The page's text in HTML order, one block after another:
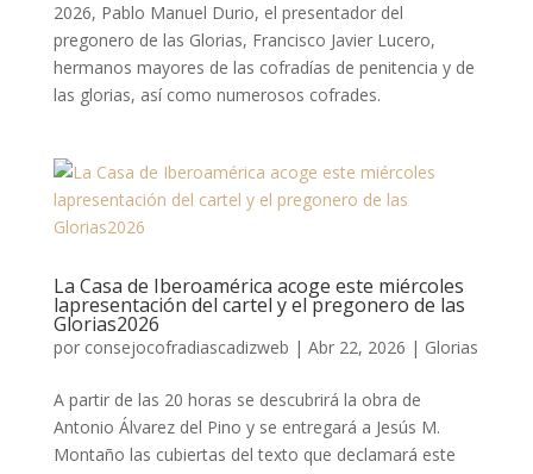
2026, Pablo Manuel Durio, el presentador del
pregonero de las Glorias, Francisco Javier Lucero,
hermanos mayores de las cofradías de penitencia y de
las glorias, así como numerosos cofrades.
La Casa de Iberoamérica acoge este miércoles
lapresentación del cartel y el pregonero de las
Glorias2026
por consejocofradiascadizweb | Abr 22, 2026 | Glorias
A partir de las 20 horas se descubrirá la obra de
Antonio Álvarez del Pino y se entregará a Jesús M.
Montaño las cubiertas del texto que declamará este